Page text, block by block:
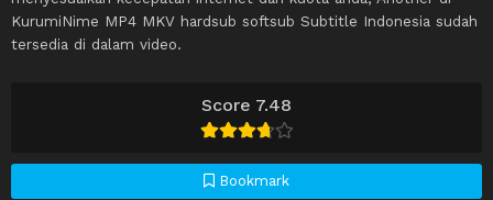
Score 7.48
Bookmark
KurumiNime MP4 MKV hardsub softsub Subtitle Indonesia sudah
tersedia di dalam video.